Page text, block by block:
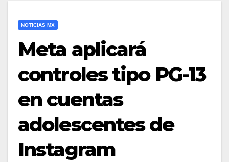
NOTICIAS MX
Meta aplicará
controles tipo PG-13
en cuentas
adolescentes de
Instagram